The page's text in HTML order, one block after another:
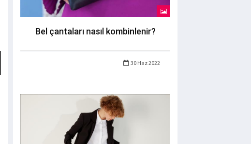
Bel çantaları nasıl kombinlenir?
30 Haz 2022